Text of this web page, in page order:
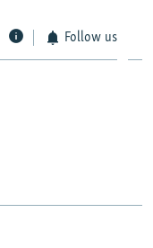
Follow us